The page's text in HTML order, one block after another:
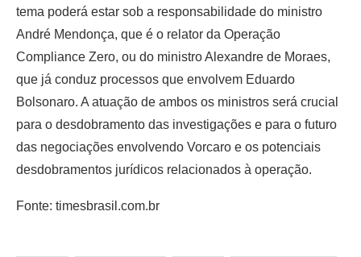
tema poderá estar sob a responsabilidade do ministro
André Mendonça, que é o relator da Operação
Compliance Zero, ou do ministro Alexandre de Moraes,
que já conduz processos que envolvem Eduardo
Bolsonaro. A atuação de ambos os ministros será crucial
para o desdobramento das investigações e para o futuro
das negociações envolvendo Vorcaro e os potenciais
desdobramentos jurídicos relacionados à operação.
Fonte: timesbrasil.com.br